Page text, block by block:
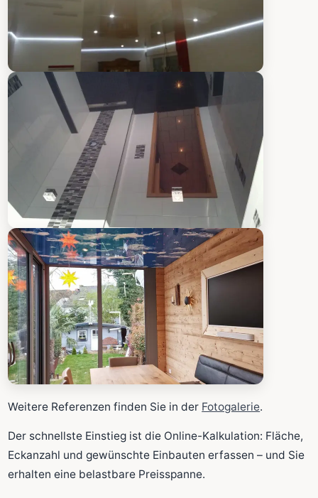
Weitere Referenzen finden Sie in der Fotogalerie.
Der schnellste Einstieg ist die Online-Kalkulation: Fläche,
Eckanzahl und gewünschte Einbauten erfassen – und Sie
erhalten eine belastbare Preisspanne.